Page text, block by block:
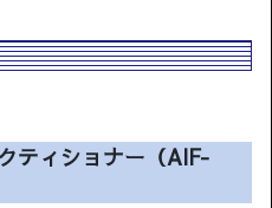
ティショナー（AIF-